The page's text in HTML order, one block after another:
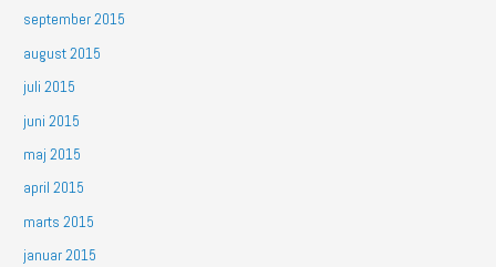
september 2015
august 2015
juli 2015
juni 2015
maj 2015
april 2015
marts 2015
januar 2015